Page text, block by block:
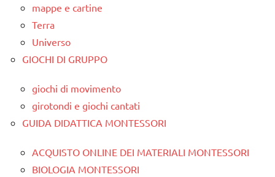
mappe e cartine
Terra
Universo
GIOCHI DI GRUPPO
giochi di movimento
girotondi e giochi cantati
GUIDA DIDATTICA MONTESSORI
ACQUISTO ONLINE DEI MATERIALI MONTESSORI
BIOLOGIA MONTESSORI